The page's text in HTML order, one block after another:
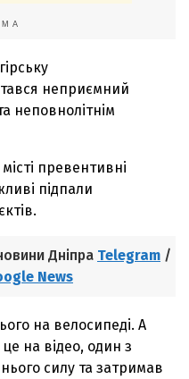
неприємний
неповнолітнім
превентивні
підпали
Дніпра Telegram /
News
на велосипеді. А
на відео, один з
силу та затримав